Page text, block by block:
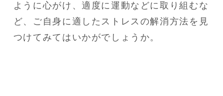
ように心がけ、適度に運動などに取り組むな
ど、ご自身に適したストレスの解消方法を見
つけてみてはいかがでしょうか。